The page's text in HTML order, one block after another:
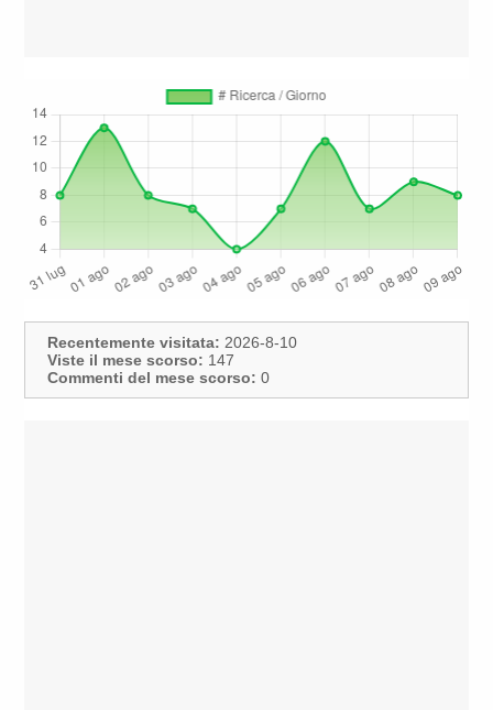
Recentemente visitata: 2026-8-10
Viste il mese scorso: 147
Commenti del mese scorso: 0